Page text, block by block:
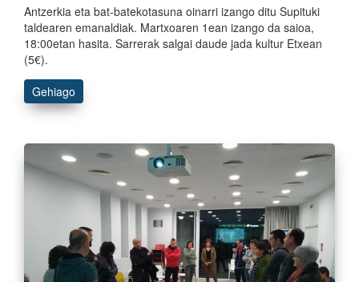
Antzerkia eta bat-batekotasuna oinarri izango ditu Supituki
taldearen emanaldiak. Martxoaren 1ean izango da saioa,
18:00etan hasita. Sarrerak salgai daude jada kultur Etxean
(5€).
Gehiago